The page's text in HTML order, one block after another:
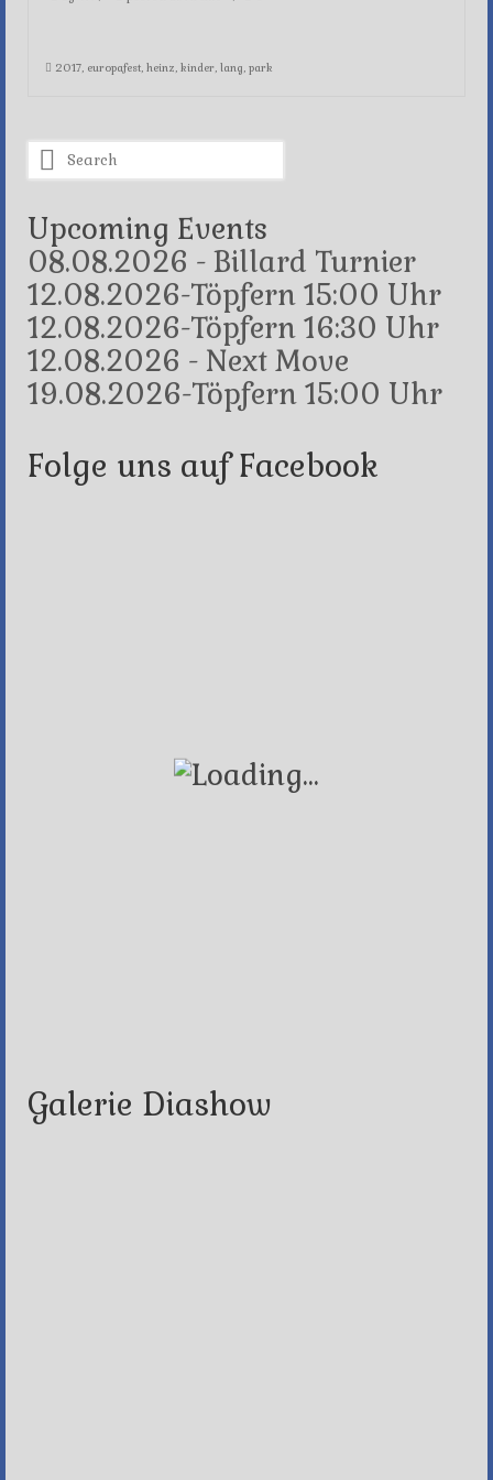
2017 europafest heinz kinder lang park
Search
for:
Upcoming Events
08.08.2026 - Billard Turnier
12.08.2026-Töpfern 15:00 Uhr
12.08.2026-Töpfern 16:30 Uhr
12.08.2026 - Next Move
19.08.2026-Töpfern 15:00 Uhr
Folge uns auf Facebook
Galerie Diashow